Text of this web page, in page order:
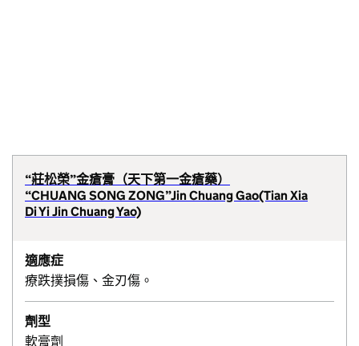
“莊松榮”金瘡膏（天下第一金瘡藥）
“CHUANG SONG ZONG”Jin Chuang Gao(Tian Xia
Di Yi Jin Chuang Yao)
適應症
療跌撲損傷、金刃傷。
劑型
軟膏劑